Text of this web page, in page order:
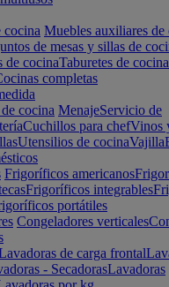
cocina Muebles auxiliares de
de mesas y sillas de
de cocinaTaburetes de cocina
completas
cocina MenajeServicio de
Cuchillos para chefVinos
Utensilios de cocinaVajilla
Frigoríficos americanos
Frigoríficos integrables
portátiles
Congeladores verticales
de carga frontal
- SecadorasLavadoras